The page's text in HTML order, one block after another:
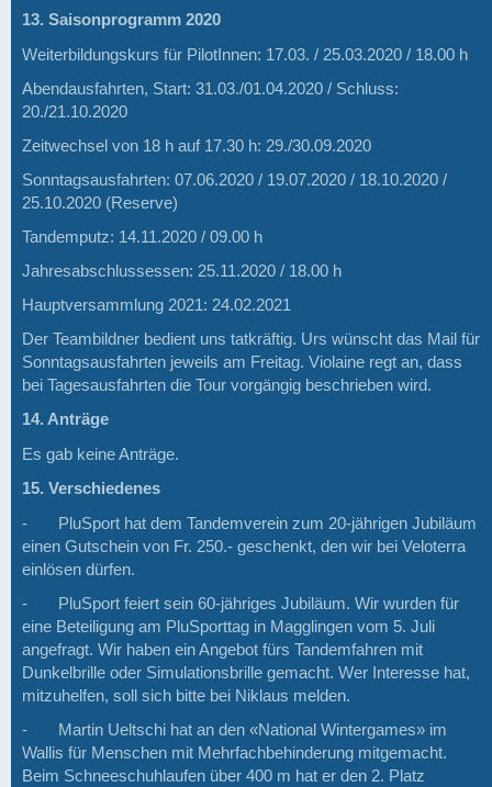
13. Saisonprogramm 2020
Weiterbildungskurs für PilotInnen: 17.03. / 25.03.2020 / 18.00 h
Abendausfahrten, Start: 31.03./01.04.2020 / Schluss:
20./21.10.2020
Zeitwechsel von 18 h auf 17.30 h: 29./30.09.2020
Sonntagsausfahrten: 07.06.2020 / 19.07.2020 / 18.10.2020 /
25.10.2020 (Reserve)
Tandemputz: 14.11.2020 / 09.00 h
Jahresabschlussessen: 25.11.2020 / 18.00 h
Hauptversammlung 2021: 24.02.2021
Der Teambildner bedient uns tatkräftig. Urs wünscht das Mail für
Sonntagsausfahrten jeweils am Freitag. Violaine regt an, dass
bei Tagesausfahrten die Tour vorgängig beschrieben wird.
14. Anträge
Es gab keine Anträge.
15. Verschiedenes
-
PluSport hat dem Tandemverein zum 20-jährigen Jubiläum
einen Gutschein von Fr. 250.- geschenkt, den wir bei Veloterra
einlösen dürfen.
-
PluSport feiert sein 60-jähriges Jubiläum. Wir wurden für
eine Beteiligung am PluSporttag in Magglingen vom 5. Juli
angefragt. Wir haben ein Angebot fürs Tandemfahren mit
Dunkelbrille oder Simulationsbrille gemacht. Wer Interesse hat,
mitzuhelfen, soll sich bitte bei Niklaus melden.
-
Martin Ueltschi hat an den «National Wintergames» im
Wallis für Menschen mit Mehrfachbehinderung mitgemacht.
Beim Schneeschuhlaufen über 400 m hat er den 2. Platz